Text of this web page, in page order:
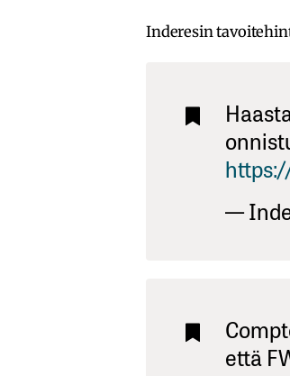
Inderesin
—
että